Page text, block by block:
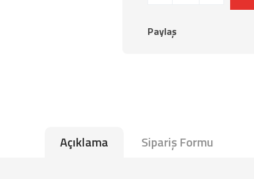
Paylaş
Açıklama Sipariş Formu